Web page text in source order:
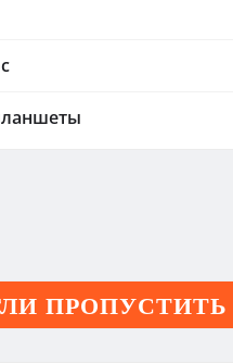
ПРОПУСТИТЬ